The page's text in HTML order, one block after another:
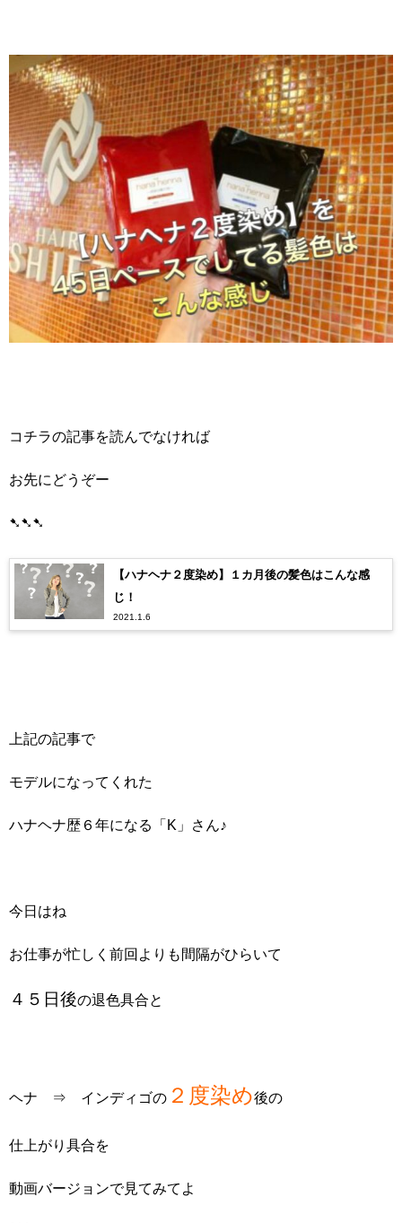
コチラの記事を読んでなければ
お先にどうぞー
➷➷➷
【ハナヘナ２度染め】１カ月後の髪色はこんな感
じ！
2021.1.6
上記の記事で
モデルになってくれた
ハナヘナ歴６年になる「K」さん♪
今日はね
お仕事が忙しく前回よりも間隔がひらいて
４５日後の退色具合と
ヘナ ⇒ インディゴの ２度染め後の
仕上がり具合を
動画バージョンで見てみてよ